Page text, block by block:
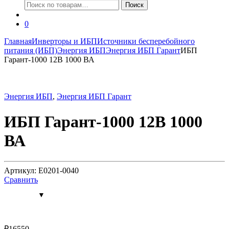
Искать:
Поиск
0
ГлавнаяИнверторы и ИБПИсточники бесперебойного
питания (ИБП)Энергия ИБПЭнергия ИБП ГарантИБП
Гарант-1000 12В 1000 ВА
Энергия ИБП, Энергия ИБП Гарант
ИБП Гарант-1000 12В 1000
ВА
Артикул: Е0201-0040
Сравнить